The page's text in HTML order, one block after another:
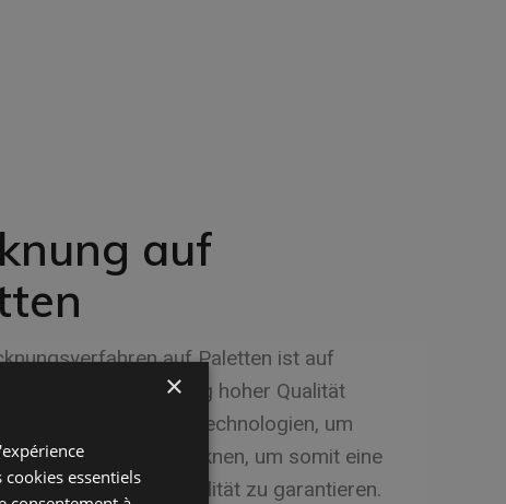
auf
auf Paletten ist auf
bei gleichzeitig hoher Qualität
Wir nutzen moderne Technologien, um
rasch zu trocknen, um somit eine
Trocknung und Qualität zu garantieren.
×
essentiels